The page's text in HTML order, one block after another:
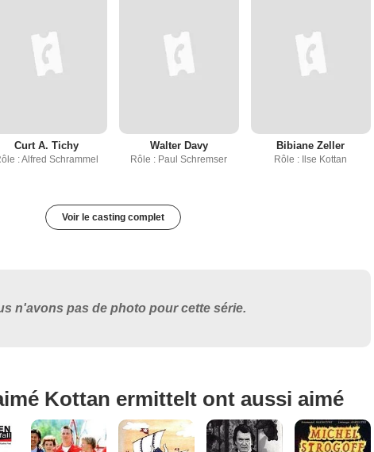
Curt A. Tichy
: Alfred Schrammel
Walter Davy
Rôle : Paul Schremser
Bibiane Zeller
Rôle : Ilse Kottan
Voir le casting complet
n'avons pas de photo pour cette série.
Kottan ermittelt ont aussi aimé